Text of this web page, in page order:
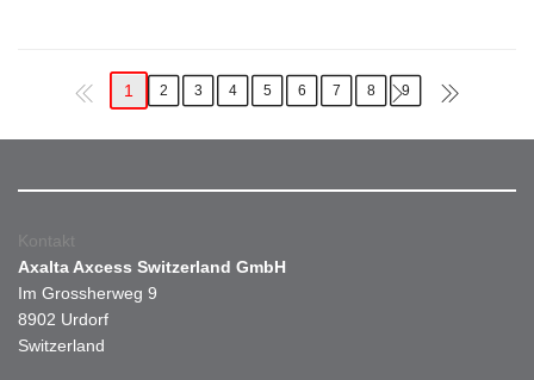
1 2 3 4 5 6 7 8 9
Kontakt
Axalta Axcess Switzerland GmbH
Im Grossherweg 9
8902 Urdorf
Switzerland